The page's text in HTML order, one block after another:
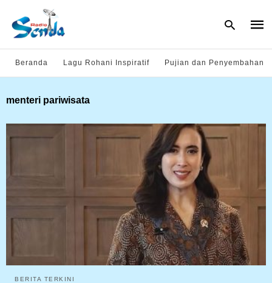
Beranda Lagu Rohani Inspiratif Pujian dan Penyembahan
menteri pariwisata
BERITA TERKINI